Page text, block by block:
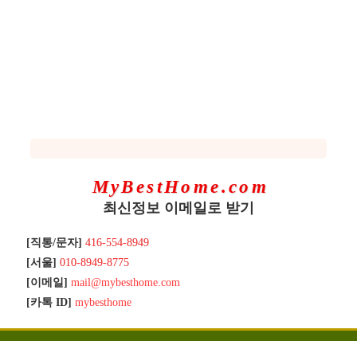
MyBestHome.com
최신정보 이메일로 받기
[직통/문자] 416-554-8949
[서울] 010-8949-8775
[이메일] mail@mybesthome.com
[카톡 ID] mybesthome